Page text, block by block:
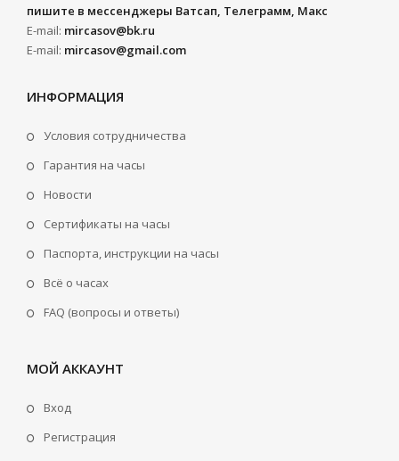
пишите в мессенджеры Ватсап, Телеграмм, Макс
E-mail: mircasov@bk.ru
E-mail: mircasov@gmail.com
ИНФОРМАЦИЯ
Условия сотрудничества
Гарантия на часы
Новости
Сертификаты на часы
Паспорта, инструкции на часы
Всё о часах
FAQ (вопросы и ответы)
МОЙ АККАУНТ
Вход
Регистрация